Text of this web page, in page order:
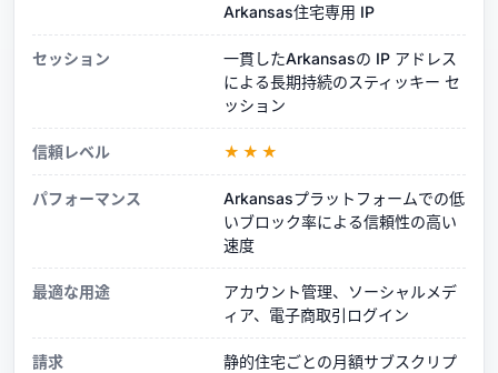
Arkansas住宅専用 IP
セッション
一貫したArkansasの IP アドレス
による長期持続のスティッキー セ
ッション
信頼レベル ★★★
パフォーマンス
Arkansasプラットフォームでの低
いブロック率による信頼性の高い
速度
最適な用途
アカウント管理、ソーシャルメデ
ィア、電子商取引ログイン
請求
静的住宅ごとの月額サブスクリプ